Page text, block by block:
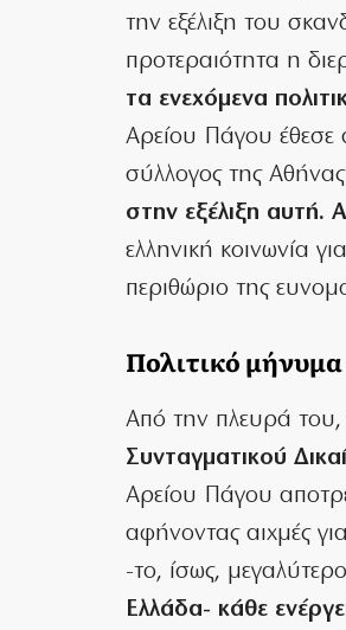
την εξέλιξη του
προτεραιότητα η
τα ενεχόμενα
Αρείου Πάγου έθεσε
σύλλογος της
στην εξέλιξη αυτή.
ελληνική κοινωνία
περιθώριο της
Πολιτικό μήνυμα
Από την πλευρά του,
Συνταγματικού
Αρείου Πάγου
αφήνοντας αιχμές
-το, ίσως,
Ελλάδα- κάθε